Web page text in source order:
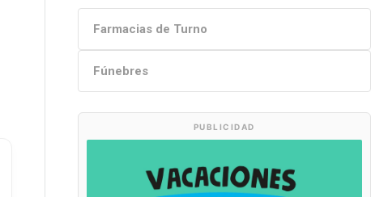
Farmacias de Turno
Fúnebres
PUBLICIDAD